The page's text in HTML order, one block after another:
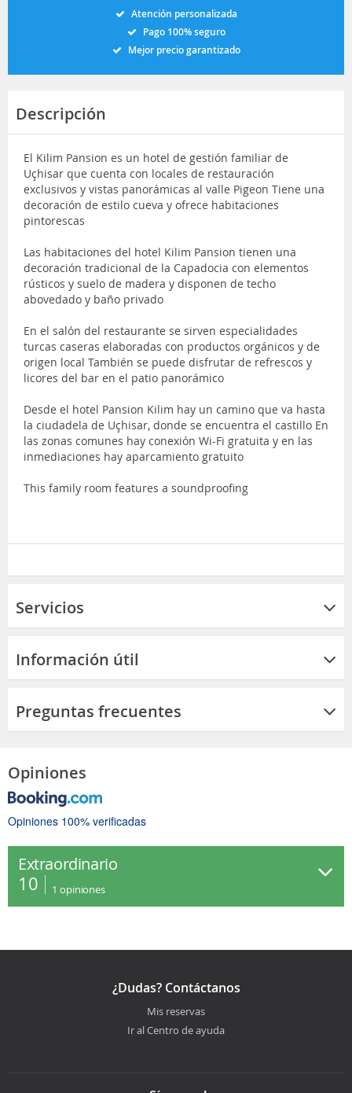
Atención personalizada
Pago 100% seguro
Mejor precio garantizado
Descripción
El Kilim Pansion es un hotel de gestión familiar de
Uçhisar que cuenta con locales de restauración
exclusivos y vistas panorámicas al valle Pigeon Tiene una
decoración de estilo cueva y ofrece habitaciones
pintorescas
Las habitaciones del hotel Kilim Pansion tienen una
decoración tradicional de la Capadocia con elementos
rústicos y suelo de madera y disponen de techo
abovedado y baño privado
En el salón del restaurante se sirven especialidades
turcas caseras elaboradas con productos orgánicos y de
origen local También se puede disfrutar de refrescos y
licores del bar en el patio panorámico
Desde el hotel Pansion Kilim hay un camino que va hasta
la ciudadela de Uçhisar, donde se encuentra el castillo En
las zonas comunes hay conexión Wi-Fi gratuita y en las
inmediaciones hay aparcamiento gratuito
This family room features a soundproofing
Servicios
Información útil
Preguntas frecuentes
Opiniones
Opiniones 100% verificadas
Extraordinario
10 1 opiniones
¿Dudas? Contáctanos
Mis reservas
Ir al Centro de ayuda